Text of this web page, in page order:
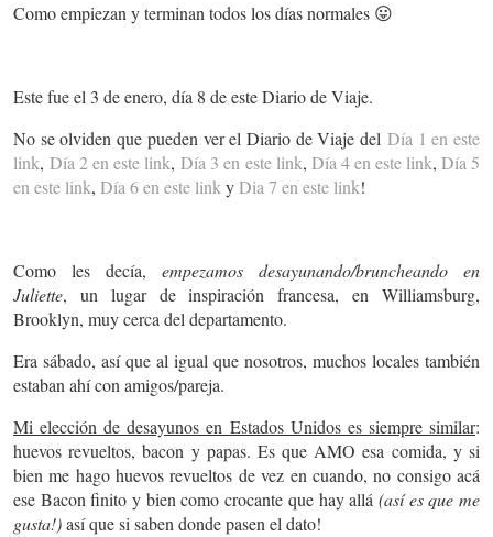
Como empiezan y terminan todos los días normales 😛
Este fue el 3 de enero, día 8 de este Diario de Viaje.
No se olviden que pueden ver el Diario de Viaje del Día 1 en este
link,Día 2 en este link,Día 3 en este link, Día 4 en este link, Día 5
en este link, Día 6 en este linkyDia 7 en este link!
Como les decía, empezamos desayunando/bruncheando en
Juliette, un lugar de inspiración francesa, en Williamsburg,
Brooklyn, muy cerca del departamento.
Era sábado, así que al igual que nosotros, muchos locales también
estaban ahí con amigos/pareja.
Mi elección de desayunos en Estados Unidos es siempre similar:
huevos revueltos, bacon y papas. Es que AMO esa comida, y si
bien me hago huevos revueltos de vez en cuando, no consigo acá
ese Bacon finito y bien como crocante que hay allá (así es que me
gusta!)así que si saben donde pasen el dato!